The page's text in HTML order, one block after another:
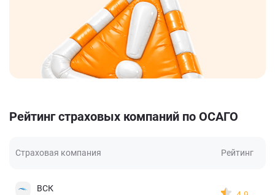
Рейтинг страховых компаний по ОСАГО
Страховая компания Рейтинг
ВСК